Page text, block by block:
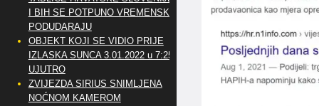
I BIH SE POTPUNO VREMENSKI
PODUDARAJU
OBJEKT KOJI SE VIDIO PRIJE
IZLASKA SUNCA 3.01.2022 u 7:25
UJUTRO
ZVIJEZDA SIRIUS SNIMLJENA
NOĆNOM KAMEROM